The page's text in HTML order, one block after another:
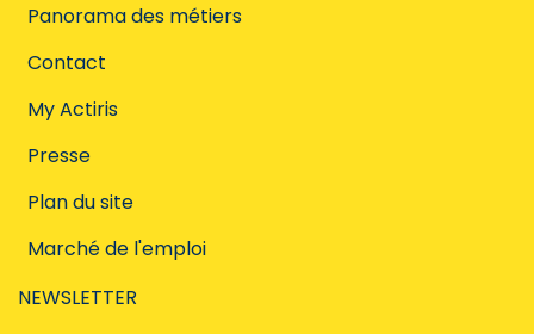
Panorama des métiers
Contact
My Actiris
Presse
Plan du site
Marché de l'emploi
NEWSLETTER